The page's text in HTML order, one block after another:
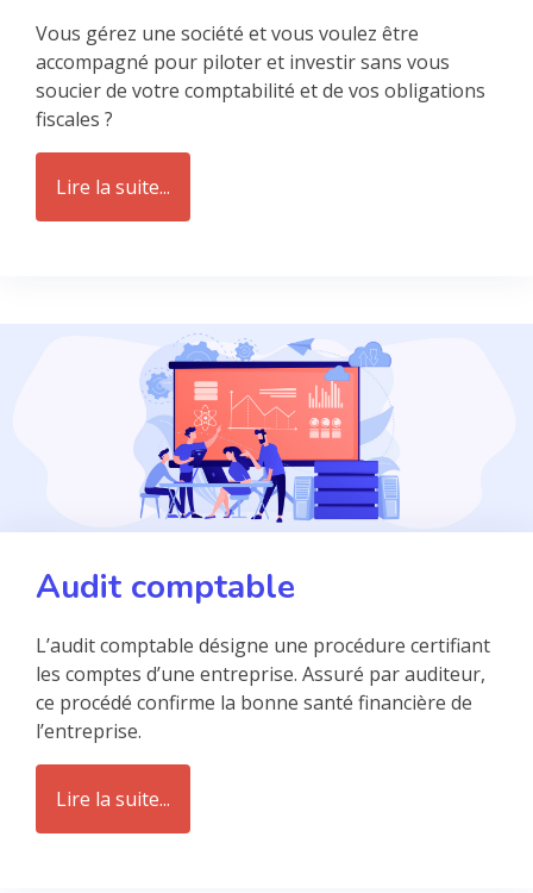
Vous gérez une société et vous voulez être
accompagné pour piloter et investir sans vous
soucier de votre comptabilité et de vos obligations
fiscales ?
Lire la suite...
Audit comptable
L’audit comptable désigne une procédure certifiant
les comptes d’une entreprise. Assuré par auditeur,
ce procédé confirme la bonne santé financière de
l’entreprise.
Lire la suite...